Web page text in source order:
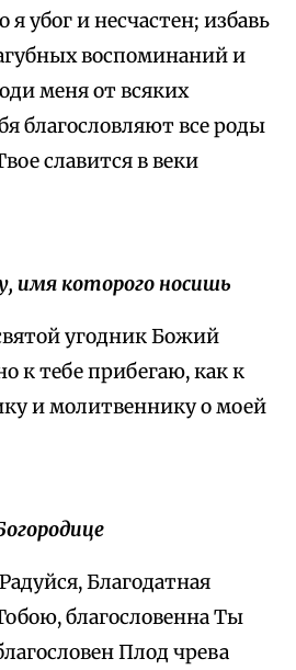
я убог и несчастен; избавь
воспоминаний и
меня от всяких
благословляют все роды
славится в веки
имя которого носишь
угодник Божий
к тебе прибегаю, как к
и молитвеннику о моей
Благодатная
благословенна Ты
Плод чрева